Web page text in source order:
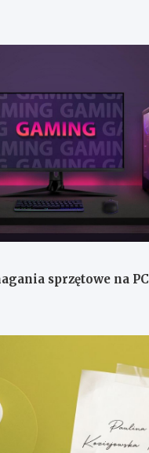
sprzętowe na PC